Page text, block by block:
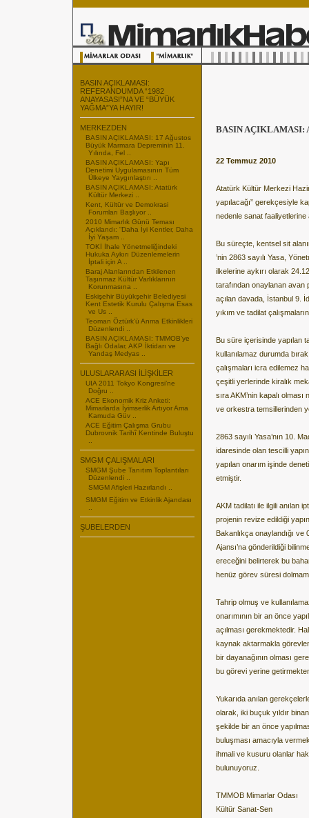
BASIN AÇIKLAMASI:
REFERANDUMDA “1982
ANAYASASI”NA VE “BÜYÜK
YAĞMA”YA HAYIR!
MERKEZDEN
BASIN AÇIKLAMASI: 17 Ağustos
Büyük Marmara Depreminin 11.
Yılında, Fel ..
BASIN AÇIKLAMASI: Yapı
Denetimi Uygulamasının Tüm
Ülkeye Yaygınlaştırı ..
BASIN AÇIKLAMASI: Atatürk
Kültür Merkezi ..
Kent, Kültür ve Demokrasi
Forumları Başlıyor ..
2010 Mimarlık Günü Teması
Açıklandı: “Daha İyi Kentler, Daha
İyi Yaşam ..
TOKİ İhale Yönetmeliğindeki
Hukuka Aykırı Düzenlemelerin
İptali için A ..
Baraj Alanlarından Etkilenen
Taşınmaz Kültür Varlıklarının
Korunmasına ..
Eskişehir Büyükşehir Belediyesi
Kent Estetik Kurulu Çalışma Esas
ve Us ..
Teoman Öztürk'ü Anma Etkinlikleri
Düzenlendi ..
BASIN AÇIKLAMASI: TMMOB’ye
Bağlı Odalar, AKP İktidarı ve
Yandaş Medyas ..
ULUSLARARASI İLİŞKİLER
UIA 2011 Tokyo Kongresi’ne
Doğru ..
ACE Ekonomik Kriz Anketi:
Mimarlarda İyimserlik Artıyor Ama
Kamuda Güv ..
ACE Eğitim Çalışma Grubu
Dubrovnik Tarihî Kentinde Buluştu
SMGM ÇALIŞMALARI
SMGM Şube Tanıtım Toplantıları
Düzenlendi ..
SMGM Afişleri Hazırlandı ..
SMGM Eğitim ve Etkinlik Ajandası
ŞUBELERDEN
BASIN AÇIKLAMASI:
22 Temmuz 2010
Atatürk Kültür Merkezi
yapılacağı” gerekçesiyle
nedenle sanat faaliyetlerine
Bu süreçte, kentsel sit
’nin 2863 sayılı Yasa,
ilkelerine aykırı olarak
tarafından onaylanan avan
açılan davada, İstanbul 9.
yıkım ve tadilat
Bu süre içerisinde yapılan
kullanılamaz durumda
çalışmaları icra edilemez
çeşitli yerlerinde kiralık
sıra AKM’nin kapalı
ve orkestra temsillerinden
2863 sayılı Yasa’nın 10.
idaresinde olan tescilli
yapılan onarım işinde
etmiştir.
AKM tadilatı ile ilgili anılan
projenin revize edildiği
Bakanlıkça onaylandığı
Ajansı’na gönderildiği
ereceğini belirterek bu
henüz görev süresi
Tahrip olmuş ve
onarımının bir an önce
açılması gerekmektedir.
kaynak aktarmakla
bir dayanağının olması
bu görevi yerine
Yukarıda anılan
olarak, iki buçuk yıldır
şekilde bir an önce
buluşması amacıyla
ihmali ve kusuru olanlar
bulunuyoruz.
TMMOB Mimarlar Odası
Kültür Sanat-Sen